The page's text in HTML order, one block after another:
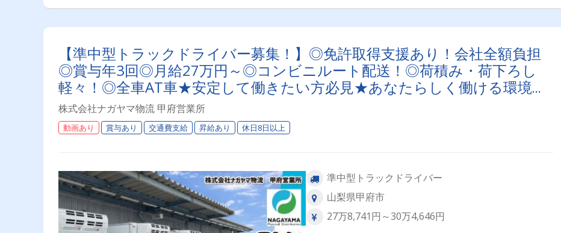
が、各営業所の社員に聞くと、「みんなで助け合う環境」と多く言わ
えられてきた流れと、仕事がスムーズに進めるにあたって、気づかい
が前提として組み込まれているため、一人で抱え込むことはありませ
んよ。もちろん、自然と学ぶOJTだけでなくきちんとした教育体制もあ
ります。⭐先輩の同乗研修： 実際のコースを走りながら手順を覚えま
す。⭐所長によるチェック： 不安な点を一つずつ潰していきます。⭐
スドライバーの1日（※一例）8時 出勤朝礼・点呼で体調や業務を確認
後、荷物を積込み▼8時半 配達▼12時 お昼休み▼13時半 中間点呼・ミ
ーティング業務進捗と安全面の確認▼14時 配送・集荷・商談▼18時
荷卸し営業所に戻り、荷物を下ろして大型トラックへ引継ぎ▼18時50
分 点呼・業務終了▼19時 退勤
【準中型トラックドライバー募集！】◎免許取得支援あり！会社全額負担
◎賞与年3回◎月給27万円～◎コンビニルート配送！◎荷積み・荷下ろし
軽々！◎全車AT車★安定して働きたい方必見★あなたらしく働ける環境で
す！
株式会社ナガヤマ物流 甲府営業所
動画あり 賞与あり 交通費支給 昇給あり 休日8日以上
準中型トラックドライバー
山梨県甲府市
27万8,741円～30万4,646円